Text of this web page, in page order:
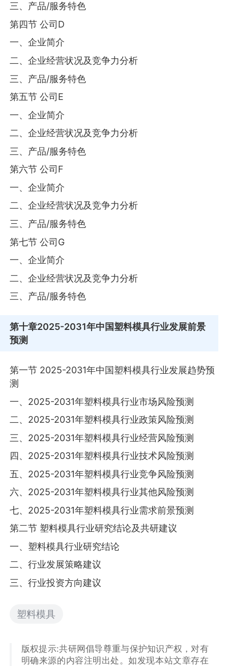
三、产品/服务特色
第四节 公司D
一、企业简介
二、企业经营状况及竞争力分析
三、产品/服务特色
第五节 公司E
一、企业简介
二、企业经营状况及竞争力分析
三、产品/服务特色
第六节 公司F
一、企业简介
二、企业经营状况及竞争力分析
三、产品/服务特色
第七节 公司G
一、企业简介
二、企业经营状况及竞争力分析
三、产品/服务特色
第十章2025-2031年中国塑料模具行业发展前景
预测
第一节 2025-2031年中国塑料模具行业发展趋势预
测
一、2025-2031年塑料模具行业市场风险预测
二、2025-2031年塑料模具行业政策风险预测
三、2025-2031年塑料模具行业经营风险预测
四、2025-2031年塑料模具行业技术风险预测
五、2025-2031年塑料模具行业竞争风险预测
六、2025-2031年塑料模具行业其他风险预测
七、2025-2031年塑料模具行业需求前景预测
第二节 塑料模具行业研究结论及共研建议
一、塑料模具行业研究结论
二、行业发展策略建议
三、行业投资方向建议
塑料模具
版权提示:共研网倡导尊重与保护知识产权，对有
明确来源的内容注明出处。如发现本站文章存在